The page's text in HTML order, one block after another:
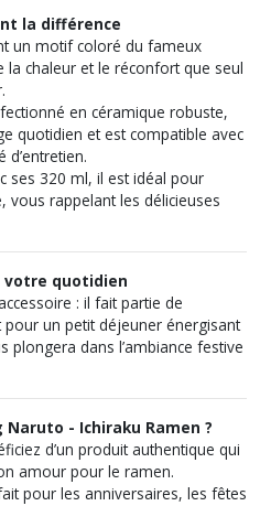
la différence
un motif coloré du fameux
la chaleur et le réconfort que seul
en céramique robuste,
quotidien et est compatible avec
ses 320 ml, il est idéal pour
rappelant les délicieuses
votre quotidien
: il fait partie de
pour un petit déjeuner énergisant
dans l’ambiance festive
- Ichiraku Ramen ?
d’un produit authentique qui
amour pour le ramen.
pour les anniversaires, les fêtes